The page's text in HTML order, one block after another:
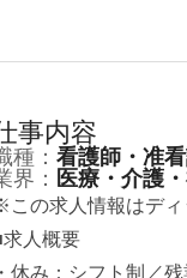
事内容
種： 看護師・准
界： 医療・介護
この求人情報はディ
求人概要
・休み：シフト制／